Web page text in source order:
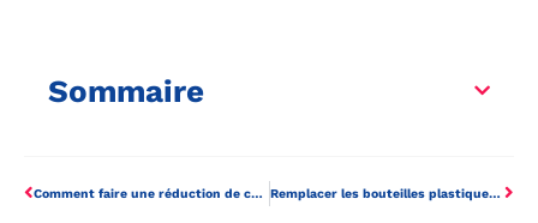
Sommaire
Comment faire une réduction de capital ? Remplacer les bouteilles plastiques pour des gourdes réutilisables